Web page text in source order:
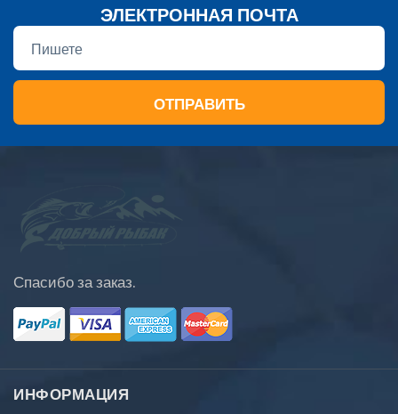
ЭЛЕКТРОННАЯ ПОЧТА
ОТПРАВИТЬ
Спасибо за заказ.
ИНФОРМАЦИЯ